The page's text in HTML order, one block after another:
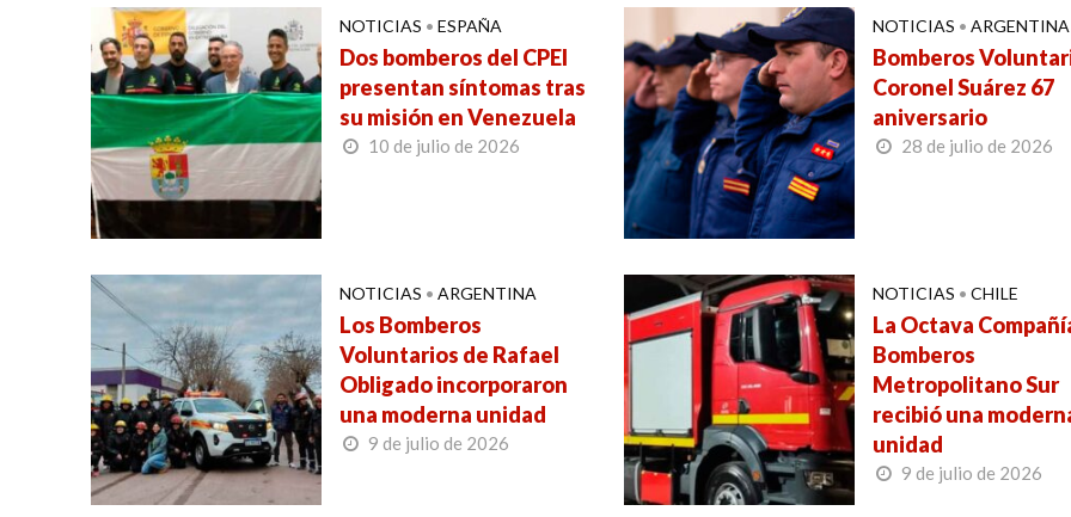
NOTICIAS • ESPAÑA
Dos bomberos del CPEI
presentan síntomas tras
su misión en Venezuela
10 de julio de 2026
NOTICIAS • ARGENTINA
Bomberos
Coronel Suárez 67
aniversario
28 de julio de 2026
NOTICIAS • ARGENTINA
Los Bomberos
Voluntarios de Rafael
Obligado incorporaron
una moderna unidad
9 de julio de 2026
NOTICIAS • CHILE
La Octava
Bomberos
Metropolitano Sur
recibió una
unidad
9 de julio de 2026